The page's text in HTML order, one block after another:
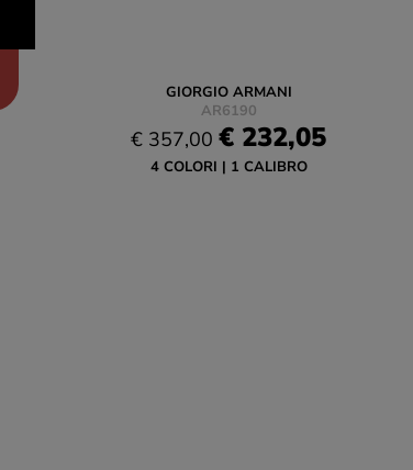
GIORGIO ARMANI
AR6190
€ 357,00 € 232,05
4 COLORI 1 CALIBRO